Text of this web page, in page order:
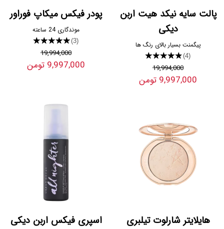
پالت سایه نیکد هیت اربن
دیکی
پیگمنت بسیار بالای رنگ ها
★★★★★(4)
19,994,000
9,997,000 تومن
پودر فیکس میکاپ فوراور
موندگاری 24 ساعته
★★★★★(3)
19,994,000
9,997,000 تومن
هایلایتر شارلوت تیلبری اسپری فیکس اربن دیکی